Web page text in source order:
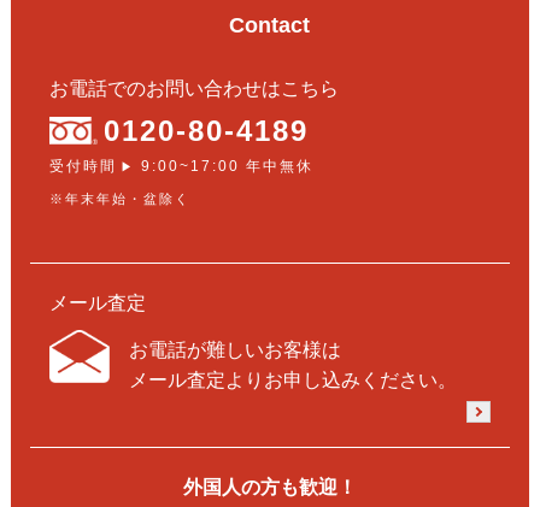
Contact
お電話でのお問い合わせはこちら
0120-80-4189
受付時間 ▶ 9:00~17:00 年中無休
※年末年始・盆除く
メール査定
お電話が難しいお客様は
メール査定よりお申し込みください。
外国人の方も歓迎！